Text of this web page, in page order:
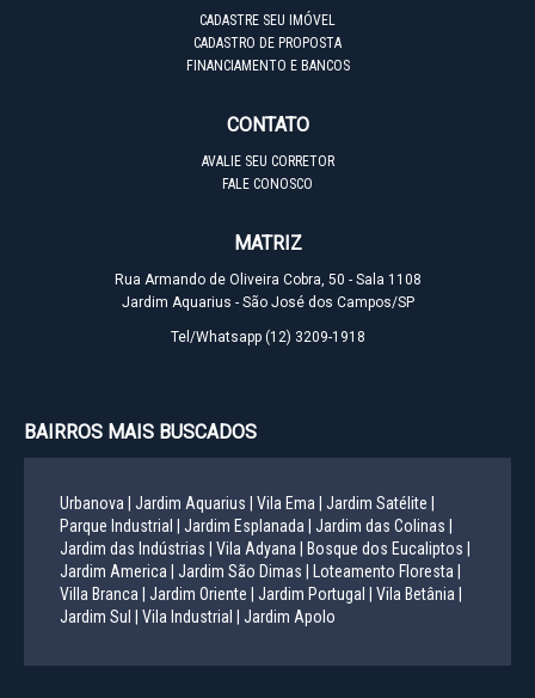
CADASTRE SEU IMÓVEL
CADASTRO DE PROPOSTA
FINANCIAMENTO E BANCOS
CONTATO
AVALIE SEU CORRETOR
FALE CONOSCO
MATRIZ
Rua Armando de Oliveira Cobra, 50 - Sala 1108
Jardim Aquarius - São José dos Campos/SP
Tel/Whatsapp (12) 3209-1918
BAIRROS MAIS BUSCADOS
Urbanova | Jardim Aquarius | Vila Ema |
Jardim Satélite |
Parque Industrial |
Jardim Esplanada |
Jardim das Colinas |
Jardim das Indústrias |
Vila Adyana |
Bosque dos Eucaliptos |
Jardim America |
Jardim São Dimas |
Loteamento Floresta |
Villa Branca |
Jardim Oriente | Jardim Portugal |
Vila Betânia |
Jardim Sul |
Vila Industrial | Jardim Apolo